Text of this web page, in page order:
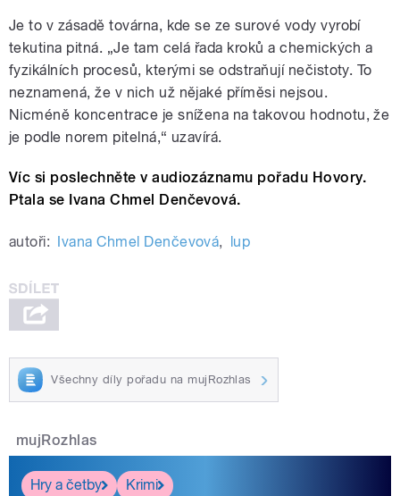
Je to v zásadě továrna, kde se ze surové vody vyrobí
tekutina pitná. „Je tam celá řada kroků a chemických a
fyzikálních procesů, kterými se odstraňují nečistoty. To
neznamená, že v nich už nějaké příměsi nejsou.
Nicméně koncentrace je snížena na takovou hodnotu, že
je podle norem pitelná,“ uzavírá.
Víc si poslechněte v audiozáznamu pořadu Hovory.
Ptala se Ivana Chmel Denčevová.
autoři: Ivana Chmel Denčevová, lup
Všechny díly pořadu na mujRozhlas
mujRozhlas
Hry a četby
Krimi